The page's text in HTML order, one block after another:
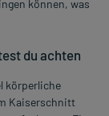
können, was
du achten
körperliche
Kaiserschnitt